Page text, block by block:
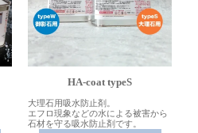
HA-coat typeS
大理石用吸水防止剤。
エフロ現象などの水による被害から
石材を守る吸水防止剤です。